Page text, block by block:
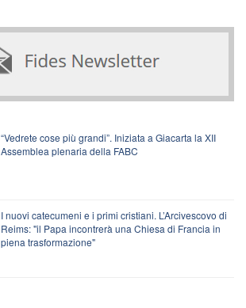
“Vedrete cose più grandi”. Iniziata a Giacarta la XII
Assemblea plenaria della FABC
I nuovi catecumeni e i primi cristiani. L’Arcivescovo di
Reims: "il Papa incontrerà una Chiesa di Francia in
piena trasformazione"